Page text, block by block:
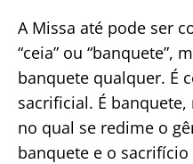
A Missa até pode ser
“ceia” ou “banquete”,
banquete qualquer. É
sacrificial. É
no qual se redime o
banquete e o